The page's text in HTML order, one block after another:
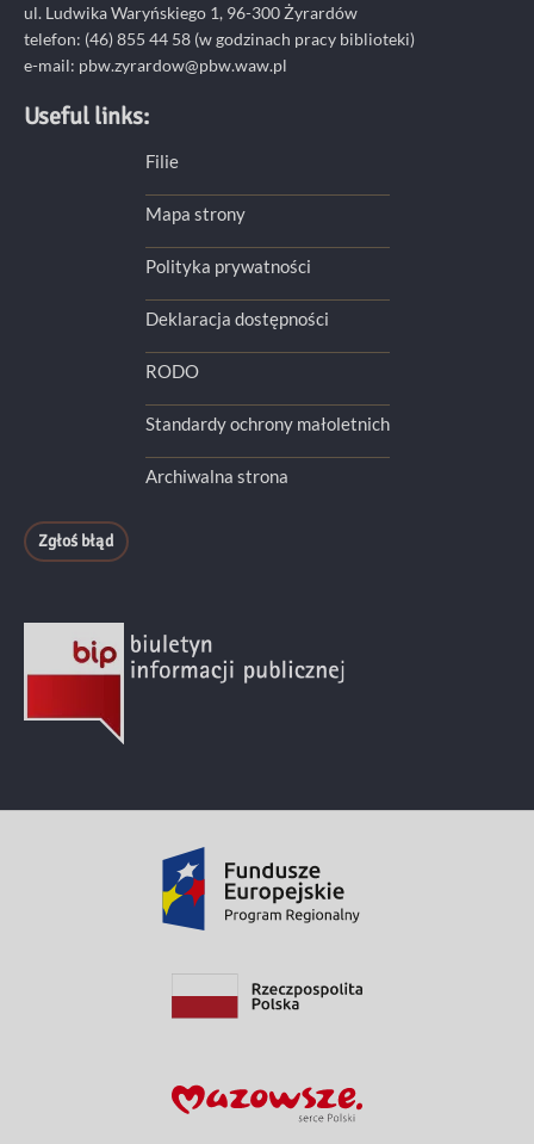
ul. Ludwika Waryńskiego 1, 96-300 Żyrardów
telefon: (46) 855 44 58 (w godzinach pracy biblioteki)
e-mail: pbw.zyrardow@pbw.waw.pl
Useful links:
Filie
Mapa strony
Polityka prywatności
Deklaracja dostępności
RODO
Standardy ochrony małoletnich
Archiwalna strona
Zgłoś błąd